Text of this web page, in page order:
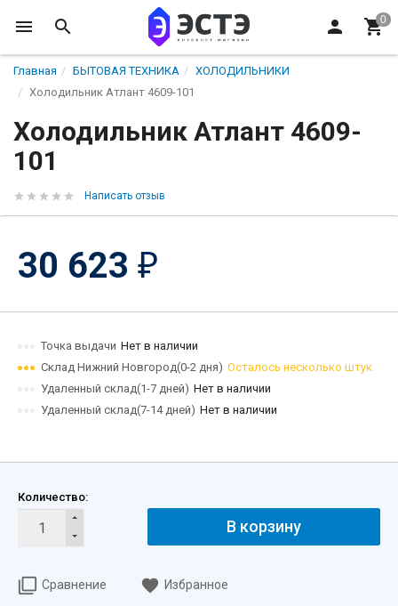
Главная БЫТОВАЯ ТЕХНИКА
ХОЛОДИЛЬНИКИ
Холодильник Атлант 4609-101
Холодильник Атлант 4609-
101
Написать отзыв
30 623 ₽
Точка выдачи Нет в наличии
Склад Нижний Новгород(0-2 дня) Осталось несколько штук
Удаленный склад(1-7 дней) Нет в наличии
Удаленный склад(7-14 дней) Нет в наличии
Количество:
В корзину
Сравнение Избранное